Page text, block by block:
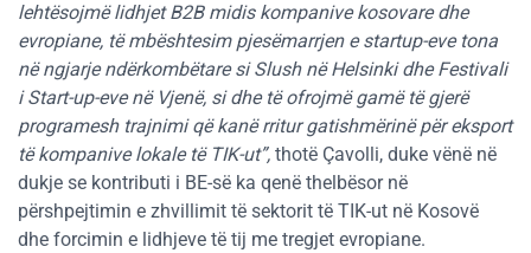
lehtësojmë lidhjet B2B midis kompanive kosovare dhe
evropiane, të mbështesim pjesëmarrjen e startup-eve tona
në ngjarje ndërkombëtare si Slush në Helsinki dhe Festivali
i Start-up-eve në Vjenë, si dhe të ofrojmë gamë të gjerë
programesh trajnimi që kanë rritur gatishmërinë për eksport
të kompanive lokale të TIK-ut”, thotë Çavolli, duke vënë në
dukje se kontributi i BE-së ka qenë thelbësor në
përshpejtimin e zhvillimit të sektorit të TIK-ut në Kosovë
dhe forcimin e lidhjeve të tij me tregjet evropiane.